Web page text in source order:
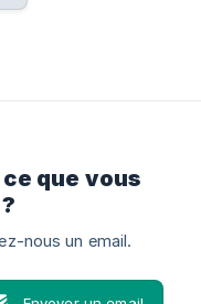
que vous
nous un email.